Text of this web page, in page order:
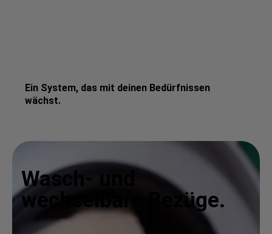
Ein System, das mit deinen Bedürfnissen
wächst.
Wasch- und
wechselbare Bezüge.